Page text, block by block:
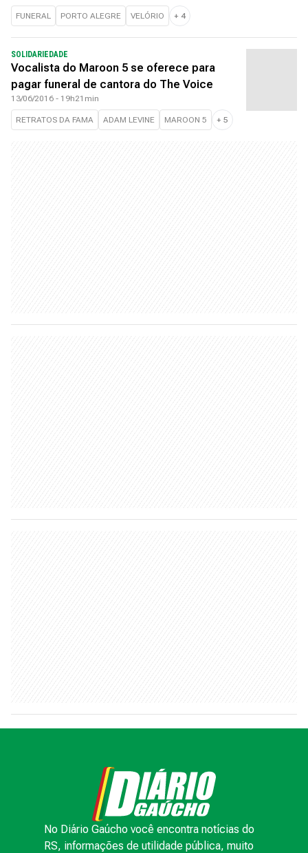
FUNERAL PORTO ALEGRE VELÓRIO + 4
SOLIDARIEDADE
Vocalista do Maroon 5 se oferece para
pagar funeral de cantora do The Voice
13/06/2016 - 19h21min
RETRATOS DA FAMA ADAM LEVINE MAROON 5 + 5
No Diário Gaúcho você encontra notícias do
RS, informações de utilidade pública, muito